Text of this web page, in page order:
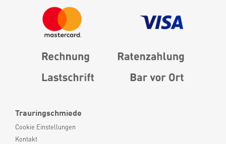
Trauringschmiede
Cookie Einstellungen
Kontakt